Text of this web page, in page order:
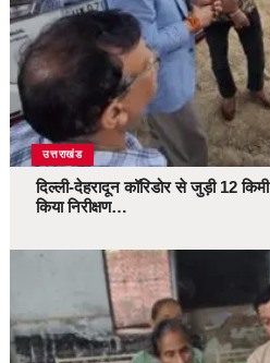
उत्तराखंड
दिल्ली-देहरादून कॉरिडोर से जुड़ी 12
किया निरीक्षण…